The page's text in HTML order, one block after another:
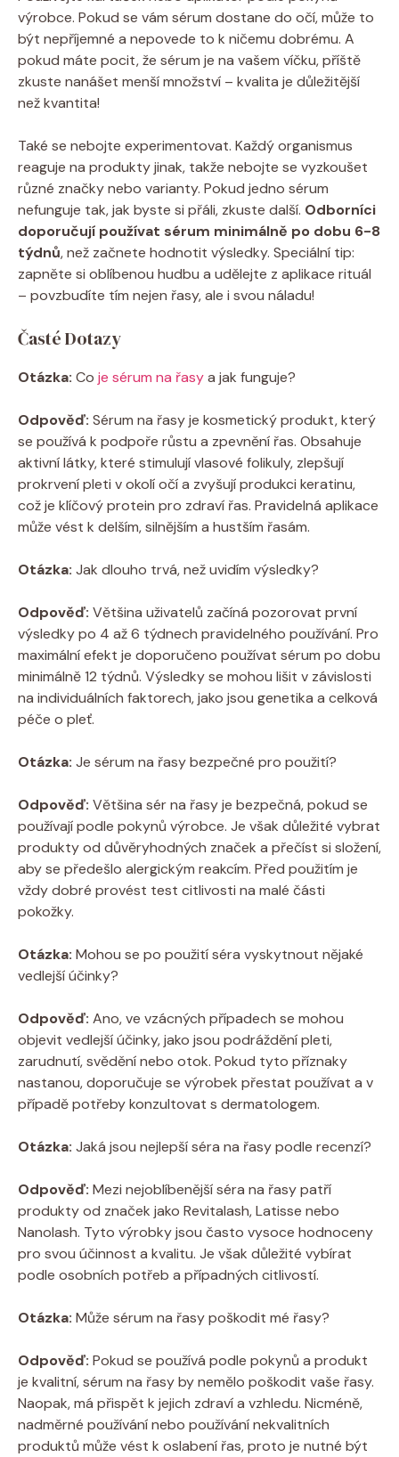
výrobce. Pokud se vám sérum dostane do očí, může to
být nepříjemné a nepovede to k ničemu dobrému. A
pokud máte pocit, že sérum je na vašem víčku, příště
zkuste nanášet menší množství – kvalita je důležitější
než kvantita!
Také se nebojte experimentovat. Každý organismus
reaguje na produkty jinak, takže nebojte se vyzkoušet
různé značky nebo varianty. Pokud jedno sérum
nefunguje tak, jak byste si přáli, zkuste další. Odborníci
doporučují používat sérum minimálně po dobu 6-8
týdnů, než začnete hodnotit výsledky. Speciální tip:
zapněte si oblíbenou hudbu a udělejte z aplikace rituál
– povzbudíte tím nejen řasy, ale i svou náladu!
Časté Dotazy
Otázka: Co je sérum na řasya jak funguje?
Odpověď: Sérum na řasy je kosmetický produkt, který
se používá k podpoře růstu a zpevnění řas. Obsahuje
aktivní látky, které stimulují vlasové folikuly, zlepšují
prokrvení pleti v okolí očí a zvyšují produkci keratinu,
což je klíčový protein pro zdraví řas. Pravidelná aplikace
může vést k delším, silnějším a hustším řasám.
Otázka: Jak dlouho trvá, než uvidím výsledky?
Odpověď: Většina uživatelů začíná pozorovat první
výsledky po 4 až 6 týdnech pravidelného používání. Pro
maximální efekt je doporučeno používat sérum po dobu
minimálně 12 týdnů. Výsledky se mohou lišit v závislosti
na individuálních faktorech, jako jsou genetika a celková
péče o pleť.
Otázka: Je sérum na řasy bezpečné pro použití?
Odpověď: Většina sér na řasy je bezpečná, pokud se
používají podle pokynů výrobce. Je však důležité vybrat
produkty od důvěryhodných značek a přečíst si složení,
aby se předešlo alergickým reakcím. Před použitím je
vždy dobré provést test citlivosti na malé části
pokožky.
Otázka: Mohou se po použití séra vyskytnout nějaké
vedlejší účinky?
Odpověď: Ano, ve vzácných případech se mohou
objevit vedlejší účinky, jako jsou podráždění pleti,
zarudnutí, svědění nebo otok. Pokud tyto příznaky
nastanou, doporučuje se výrobek přestat používat a v
případě potřeby konzultovat s dermatologem.
Otázka: Jaká jsou nejlepší séra na řasy podle recenzí?
Odpověď: Mezi nejoblíbenější séra na řasy patří
produkty od značek jako Revitalash, Latisse nebo
Nanolash. Tyto výrobky jsou často vysoce hodnoceny
pro svou účinnost a kvalitu. Je však důležité vybírat
podle osobních potřeb a případných citlivostí.
Otázka: Může sérum na řasy poškodit mé řasy?
Odpověď: Pokud se používá podle pokynů a produkt
je kvalitní, sérum na řasy by nemělo poškodit vaše řasy.
Naopak, má přispět k jejich zdraví a vzhledu. Nicméně,
nadměrné používání nebo používání nekvalitních
produktů může vést k oslabení řas, proto je nutné být